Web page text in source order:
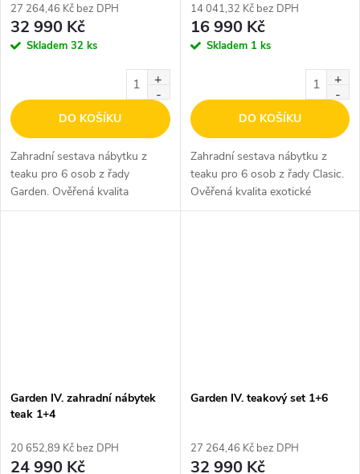
27 264,46 Kč bez DPH
32 990 Kč
Skladem 32 ks
DO KOŠÍKU
Zahradní sestava nábytku z
teaku pro 6 osob z řady
Garden. Ověřená kvalita
exotické dřeviny teak.
14 041,32 Kč bez DPH
16 990 Kč
Skladem 1 ks
DO KOŠÍKU
Zahradní sestava nábytku z
teaku pro 6 osob z řady Clasic.
Ověřená kvalita exotické
dřeviny teak.
Garden IV. zahradní nábytek
teak 1+4
20 652,89 Kč bez DPH
24 990 Kč
Garden IV. teakový set 1+6
27 264,46 Kč bez DPH
32 990 Kč